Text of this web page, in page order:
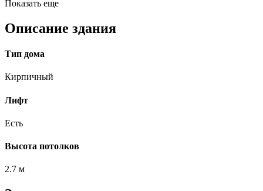
Показать еще
Описание здания
Тип дома
Кирпичный
Лифт
Есть
Высота потолков
2.7 м